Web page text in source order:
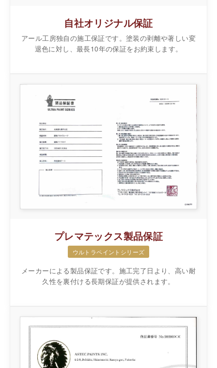
自社オリジナル保証
アール工房独自の施工保証です。塗装の剥離や著しい変
退色に対し、最長10年の保証をお約束します。
プレマテックス製品保証
ウルトラペイントシリーズ
メーカーによる製品保証です。施工完了日より、高い耐
久性を裏付ける長期保証が提供されます。